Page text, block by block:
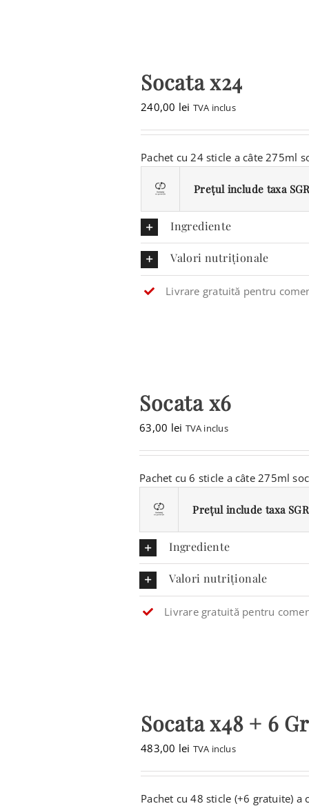
COȘ
Socata x24
240,00 lei TVA inclus
Pachet cu 24 sticle a câte 275ml
Prețul include taxa
Ingrediente
Valori nutriționale
Livrare gratuită pentru
Socata x6
63,00 lei TVA inclus
Pachet cu 6 sticle a câte 275ml
Prețul include taxa
Ingrediente
Valori nutriționale
Livrare gratuită pentru
Socata x48 + 6
483,00 lei TVA inclus
Pachet cu 48 sticle (+6 gratuite) a